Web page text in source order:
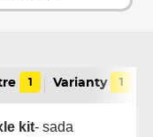
1 Varianty 1
kit- sada